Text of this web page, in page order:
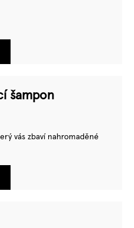
šampon
vás zbaví nahromaděné